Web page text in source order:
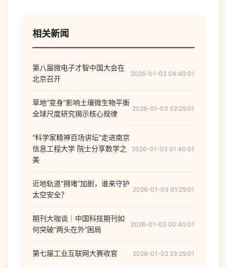
相关新闻
第八届微电子才智中国大会在
北京召开
2026-01-03 04:40:01
草地“变身”影响土壤微生物平衡
全球尺度研究揭示核心规律
2026-01-03 02:25:01
“科学家精神百场讲坛”走进南京
信息工程大学 院士分享数学之
美
2026-01-03 01:40:01
近地轨道“拥堵”加剧，谁来守护
太空安全？
2026-01-03 01:25:01
期刊大咖谈｜中国科技期刊如
何突破“两头在外”困局
2026-01-03 00:40:01
第七届工业互联网大赛收官 2026-01-02 23:25:01